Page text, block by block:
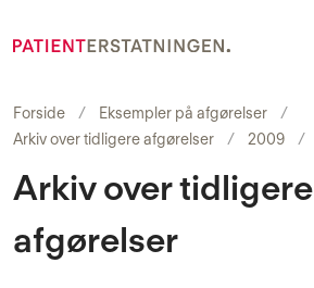
Forside
Eksempler på afgørelser
Arkiv over tidligere afgørelser
2009
Arkiv over tidligere
afgørelser